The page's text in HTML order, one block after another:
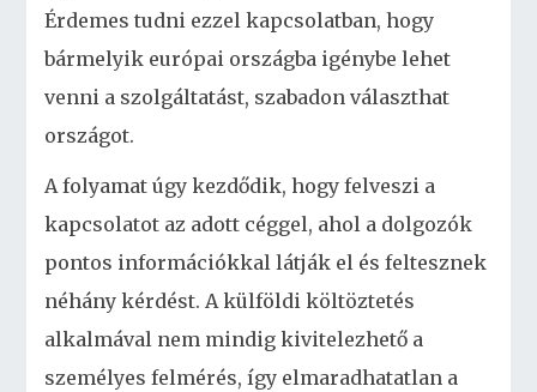
Érdemes tudni ezzel kapcsolatban, hogy
bármelyik európai országba igénybe lehet
venni a szolgáltatást, szabadon választhat
országot.
A folyamat úgy kezdődik, hogy felveszi a
kapcsolatot az adott céggel, ahol a dolgozók
pontos információkkal látják el és feltesznek
néhány kérdést. A külföldi költöztetés
alkalmával nem mindig kivitelezhető a
személyes felmérés, így elmaradhatatlan a